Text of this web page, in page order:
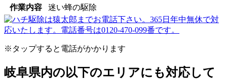
作業内容
迷い蜂の駆除
※タップすると電話がかかります
岐阜県内の以下のエリアにも対応して